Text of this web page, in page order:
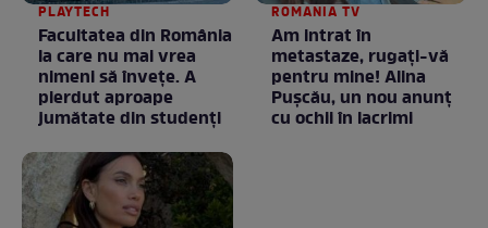
PLAYTECH
Facultatea din România
la care nu mai vrea
nimeni să înveţe. A
pierdut aproape
jumătate din studenţi
ROMANIA TV
Am intrat în
metastaze, rugaţi-vă
pentru mine! Alina
Puşcău, un nou anunţ
cu ochii în lacrimi